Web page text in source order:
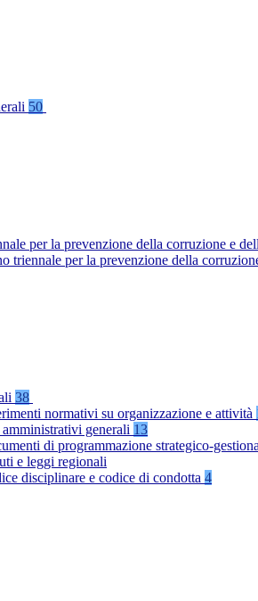
50
per la prevenzione della corruzione e
triennale per la prevenzione della
38
normativi su organizzazione e attività
generali 13
di programmazione strategico-
e leggi regionali
disciplinare e codice di condotta 4